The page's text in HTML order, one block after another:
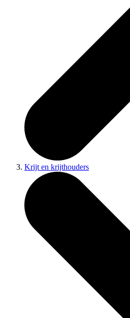
Krijt en krijthouders